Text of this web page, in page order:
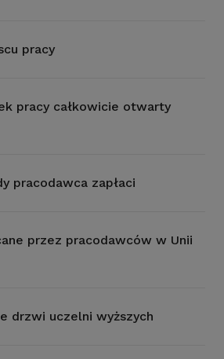
pracy
pracy całkowicie otwarty
pracodawca zapłaci
przez pracodawców w Unii
drzwi uczelni wyższych